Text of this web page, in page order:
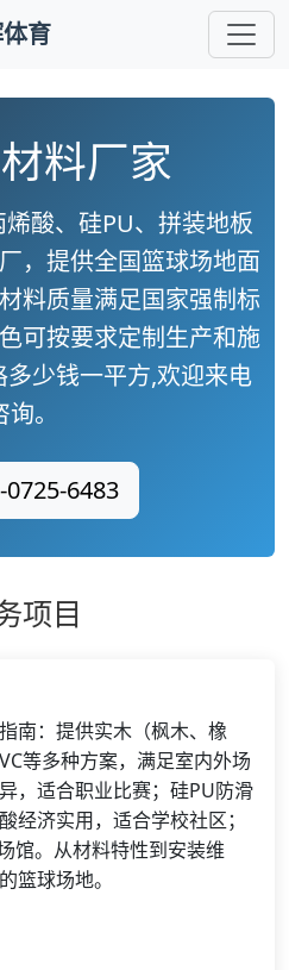
育
料厂家
酸、硅PU、拼装地板
，提供全国篮球场地面
料质量满足国家强制标
可按要求定制生产和施
少钱一平方,欢迎来电
询。
0725-6483
项目
南：提供实木（枫木、橡
等多种方案，满足室内外场
，适合职业比赛；硅PU防滑
经济实用，适合学校社区；
馆。从材料特性到安装维
篮球场地。